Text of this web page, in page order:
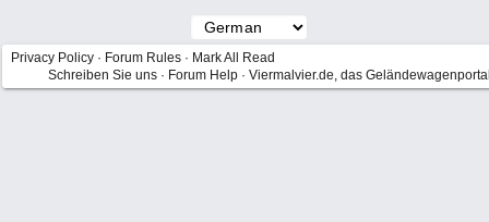
Privacy Policy · Forum Rules · Mark All Read
Schreiben Sie uns · Forum Help · Viermalvier.de, das